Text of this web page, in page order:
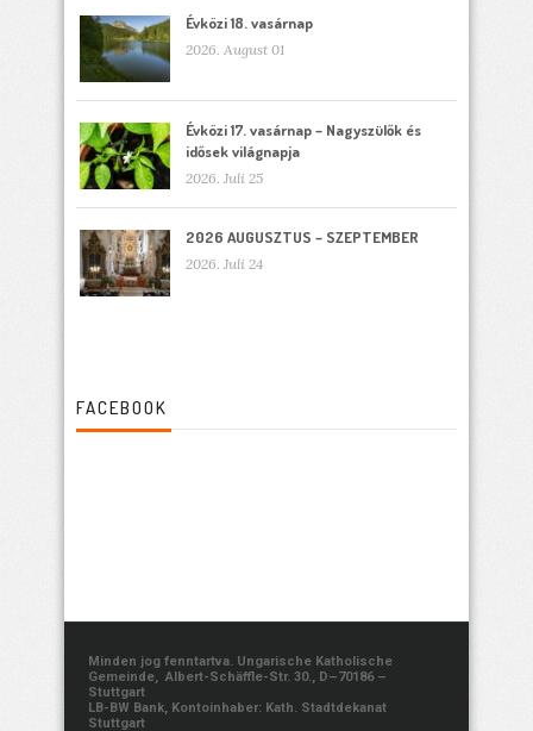
Évközi 18. vasárnap
2026. August 01
Évközi 17. vasárnap – Nagyszülők és
idősek világnapja
2026. Juli 25
2026 AUGUSZTUS – SZEPTEMBER
2026. Juli 24
FACEBOOK
Minden jog fenntartva. Ungarische Katholische
Gemeinde, Albert-Schäffle-Str. 30., D–70186 –
Stuttgart
LB-BW Bank, Kontoinhaber: Kath. Stadtdekanat
Stuttgart